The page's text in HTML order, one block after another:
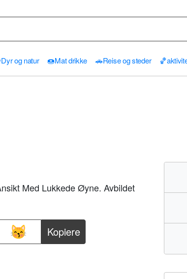
Dyr og natur 🍩Mat drikke 🚗Reise og steder 🏀
Med Lukkede Øyne. Avbildet
Kopiere